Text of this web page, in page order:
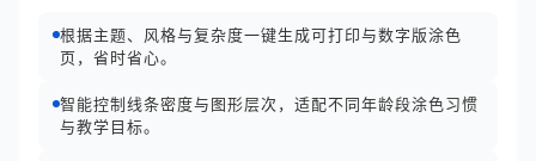
根据主题、风格与复杂度一键生成可打印与数字版涂色
页，省时省心。
智能控制线条密度与图形层次，适配不同年龄段涂色习惯
与教学目标。